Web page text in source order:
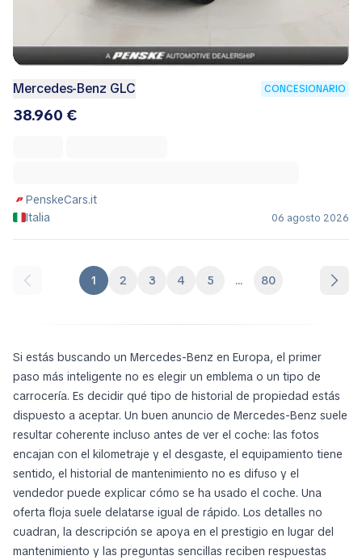
Mercedes-Benz GLC CONCESIONARIO
38.960 €
PenskeCars.it
Italia
06 agosto 2026
1 2 3 4 5 ... 80
Si estás buscando un Mercedes-Benz en Europa, el primer
paso más inteligente no es elegir un emblema o un tipo de
carrocería. Es decidir qué tipo de historial de propiedad estás
dispuesto a aceptar. Un buen anuncio de Mercedes-Benz suele
resultar coherente incluso antes de ver el coche: las fotos
encajan con el kilometraje y el desgaste, el equipamiento tiene
sentido, el historial de mantenimiento no es difuso y el
vendedor puede explicar cómo se ha usado el coche. Una
oferta floja suele delatarse igual de rápido. Los detalles no
cuadran, la descripción se apoya en el prestigio en lugar del
mantenimiento y las preguntas sencillas reciben respuestas